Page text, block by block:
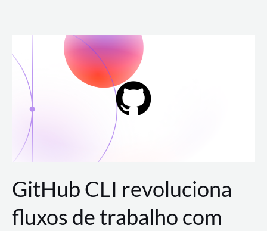
para
conteúdo
GitHub CLI revoluciona
fluxos de trabalho com